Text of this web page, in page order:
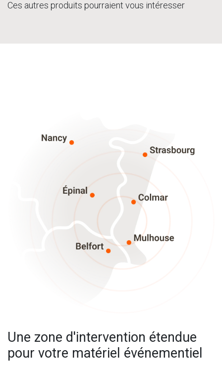
Ces autres produits pourraient vous intéresser
Une zone d'intervention étendue
pour votre matériel événementiel